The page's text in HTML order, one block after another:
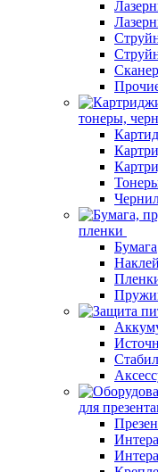
тонеры,
пленки
Бумага
для